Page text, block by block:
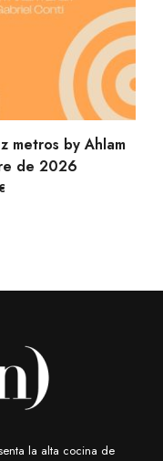
metros by Ahlam
de 2026
la alta cocina de